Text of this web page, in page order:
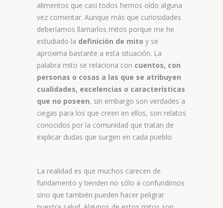
alimentos que casi todos hemos oído alguna
vez comentar. Aunque más que curiosidades
deberíamos llamarlos mitos porque me he
estudiado la definición de mito y se
aproxima bastante a esta situación. La
palabra mito se relaciona con cuentos, con
personas o cosas a las que se atribuyen
cualidades, excelencias o características
que no poseen, sin embargo son verdades a
ciegas para los que creen en ellos, son relatos
conocidos por la comunidad que tratan de
explicar dudas que surgen en cada pueblo.
La realidad es que muchos carecen de
fundamento y tienden no sólo a confundirnos
sino que también pueden hacer peligrar